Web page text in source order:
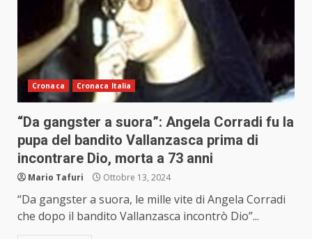
Cronaca Cronaca Italia
“Da gangster a suora”: Angela Corradi fu la
pupa del bandito Vallanzasca prima di
incontrare Dio, morta a 73 anni
Mario Tafuri Ottobre 13, 2024
“Da gangster a suora, le mille vite di Angela Corradi
che dopo il bandito Vallanzasca incontrò Dio”...